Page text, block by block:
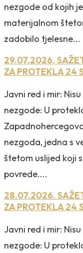
nezgode od kojih
materijalnom
zadobilo tjelesne...
29.07.2026.
ZA PROTEKLA 24
Javni red i mir:
nezgode: U
nezgoda, jedna s
štetom uslijed koji
povrede....
28.07.2026.
ZA PROTEKLA 24
Javni red i mir:
nezgode: U